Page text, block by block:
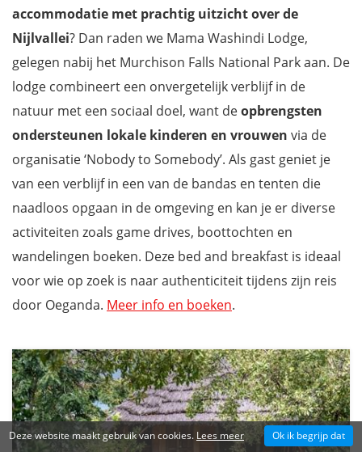
accommodatie met prachtig uitzicht over de
Nijlvallei? Dan raden we Mama Washindi Lodge,
gelegen nabij het Murchison Falls National Park aan. De
lodge combineert een onvergetelijk verblijf in de
natuur met een sociaal doel, want deopbrengsten
ondersteunen lokale kinderen en vrouwen via de
organisatie ‘Nobody to Somebody’. Als gast geniet je
van een verblijf in een van de bandas en tenten die
naadloos opgaan in de omgeving en kan je er diverse
activiteiten zoals game drives, boottochten en
wandelingen boeken. Deze bed and breakfast is ideaal
voor wie op zoek is naar authenticiteit tijdens zijn reis
door Oeganda. Meer info en boeken.
Deze website maakt gebruik van cookies. Lees meer Ok ik begrijp dat